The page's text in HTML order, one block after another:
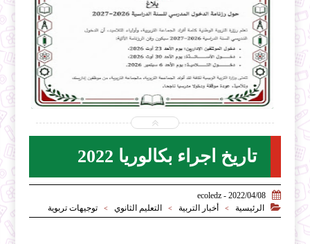
2026-07-28
ecoledz.net
تاريخ اجراء بكالوريا 2022

2022/04/08 - ecoledz

الرئيسية > أخبار التربية > التعليم الثانوي > توجيهات تربوية